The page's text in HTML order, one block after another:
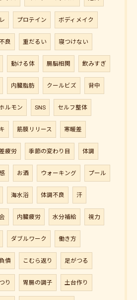
プロテイン ボディメイク
良 重だるい 寝つけない
動ける体 腸脳相関 飲みすぎ
内臓脂肪 クールビズ 背中
ルモン SNS セルフ整体
筋膜リリース 寒暖差
疲労 季節の変わり目 体調
お酒 ウォーキング プール
海水浴 体調不良 汗
内臓疲労 水分補給 視力
ダブルワーク 働き方
債 こむら返り 足がつる
り 胃腸の調子 土台作り